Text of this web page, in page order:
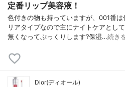
定番リップ美容液！
色付きの物も持っていますが、001番
リアタイプなので主にナイトケアとし
無くなってぷっくりします?保湿…続き
Dior(ディオール)